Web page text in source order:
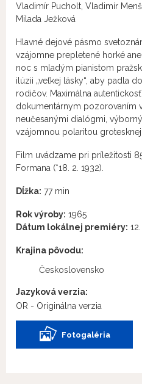
Vladimír Pucholt, Vladimír
Milada Ježková
Hlavné dejové pásmo
vzájomne prepletené horké
noc s mladým pianistom
ilúzii „veľkej lásky“, aby padla
rodičov. Maximálna
dokumentárnym pozorovaním
neučesanými dialógmi,
vzájomnou polaritou
Film uvádzame pri príležitosti
Formana (*18. 2. 1932).
Dĺžka: 77 min
Rok výroby: 1965
Dátum lokálnej premiéry:
Krajina pôvodu:
Československo
Jazyková verzia:
OR - Originálna verzia
Fotogaléria